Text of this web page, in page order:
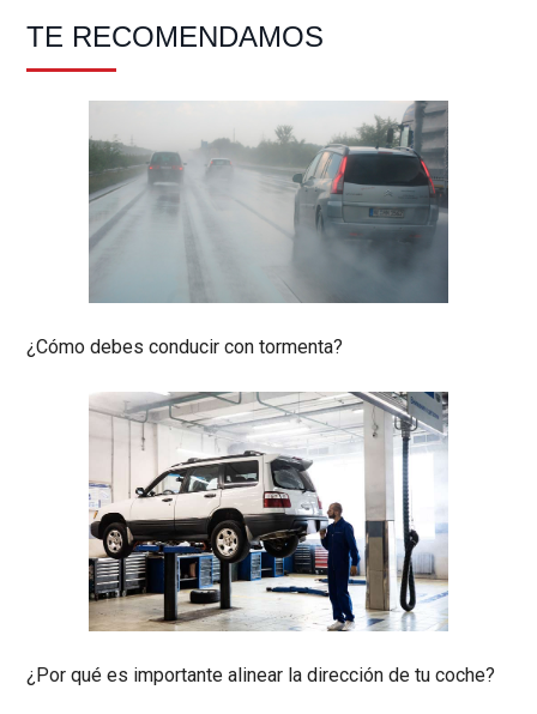
ti
Barra
lateral
principal
TE RECOMENDAMOS
¿Cómo debes conducir con tormenta?
¿Por qué es importante alinear la dirección de tu coche?